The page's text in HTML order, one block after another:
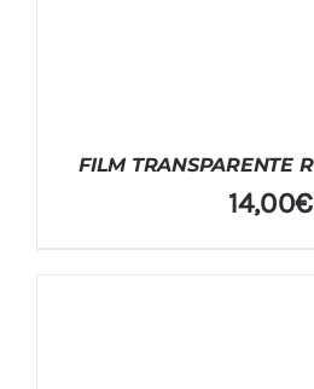
FILM TRANSPARENTE
14,00€